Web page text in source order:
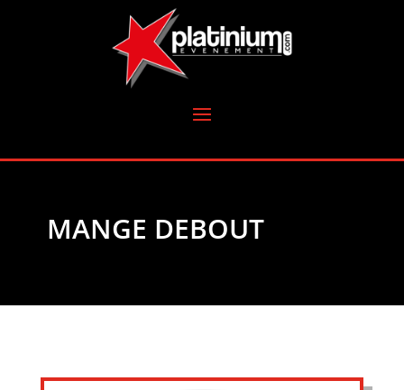
MANGE DEBOUT